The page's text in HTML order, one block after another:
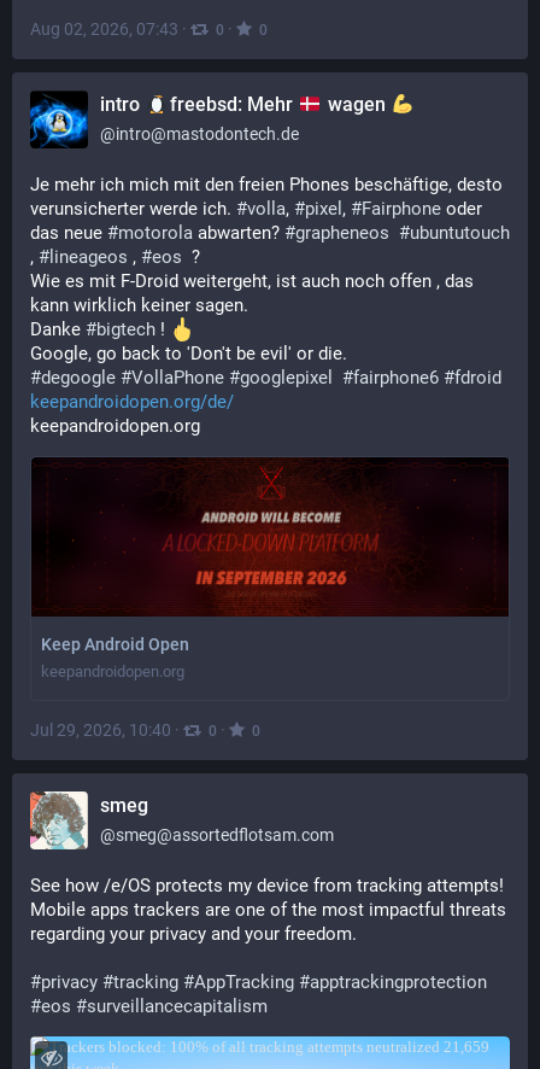
Aug 02, 2026, 07:43 · 0 · 0
intro freebsd: Mehr wagen
@intro@mastodontech.de
Je mehr ich mich mit den freien Phones beschäftige, desto
verunsicherter werde ich. #volla, #pixel , #Fairphone oder
das neue #motorola abwarten? #grapheneos #ubuntutouch
, # lineageos , #eos
  ?
Wie es mit F-Droid weitergeht, ist auch noch offen , das
kann wirklich keiner sagen.
Danke #bigtech !
Google, go back to 'Don't be evil' or die.
#degoogle #VollaPhone #googlepixel #fairphone6 #fdroid
keepandroidopen.org/de/
keepandroidopen.org
Keep Android Open
keepandroidopen.org
Jul 29, 2026, 10:40 · 0 · 0
smeg
@smeg@assortedflotsam.com
See how /e/OS protects my device from tracking attempts!
Mobile apps trackers are one of the most impactful threats
regarding your privacy and your freedom.
#privacy #tracking #AppTracking #apptrackingprotection
#eos #surveillancecapitalism